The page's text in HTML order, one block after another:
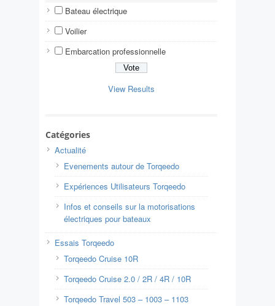
Bateau électrique
Voilier
Embarcation professionnelle
View Results
Catégories
Actualité
Evenements autour de Torqeedo
Expériences Utilisateurs Torqeedo
Infos et conseils sur la motorisations
électriques pour bateaux
Essais Torqeedo
Torqeedo Cruise 10R
Torqeedo Cruise 2.0 / 2R / 4R / 10R
Torqeedo Travel 503 – 1003 – 1103